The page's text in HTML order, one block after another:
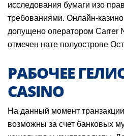
исследования бумаги изо
требованиями. Онлайн-
допущено оператором Carrer
отмечен нате полуострове
РАБОЧЕЕ
CASINO
На данный момент
возможны за счет банковых